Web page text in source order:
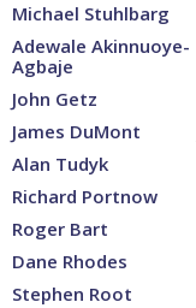
Michael Stuhlbarg
Adewale Akinnuoye-
Agbaje
John Getz
James DuMont
Alan Tudyk
Richard Portnow
Roger Bart
Dane Rhodes
Stephen Root